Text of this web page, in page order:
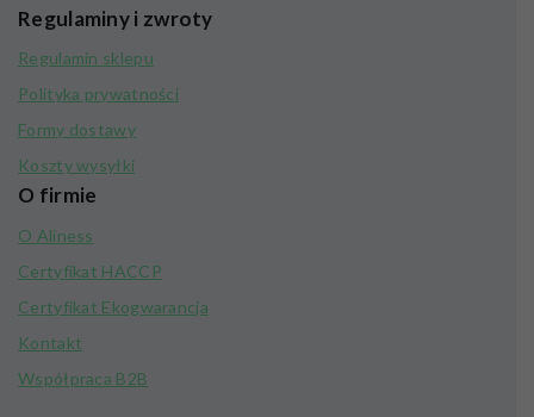
Regulaminy i zwroty
Regulamin sklepu
Polityka prywatności
Formy dostawy
Koszty wysyłki
O firmie
O Aliness
Certyfikat HACCP
Certyfikat Ekogwarancja
Kontakt
Współpraca B2B